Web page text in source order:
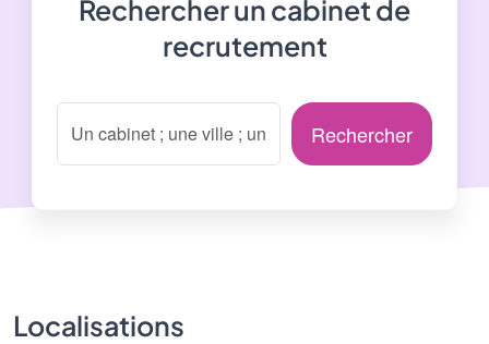
Rechercher un cabinet de
recrutement
Rechercher
Localisations